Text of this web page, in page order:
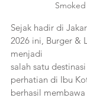
Sejak hadir di
2026 ini, Burger &
menjadi
salah satu
perhatian di Ibu
berhasil